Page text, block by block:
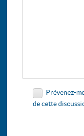
Prévenez-
de cette